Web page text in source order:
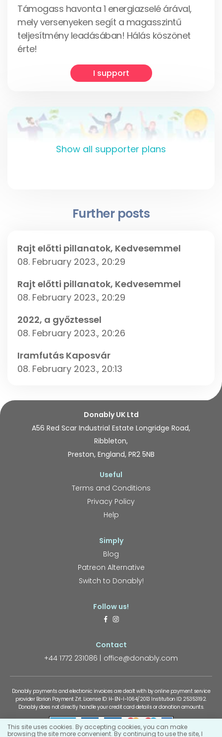
Támogass havonta 1 energiazselé árával,
mely versenyeken segít a magasszintű
teljesítmény leadásában! Hálás köszönet
érte!
I support
Show all supporter plans
Further posts
Rajt előtti pillanatok, Kedvesemmel
08. February 2023., 20:29
Rajt előtti pillanatok, Kedvesemmel
08. February 2023., 20:29
2022, a győztessel
08. February 2023., 20:26
Iramfutás Kaposvár
08. February 2023., 20:13
Donably UK Ltd
A56 Red Scar Industrial Estate Longridge Road,
Ribbleton,
Preston, England, PR2 5NB
Useful
Terms and Conditions
Privacy Policy
Help
Simply
Blog
Patreon Alternative
Switch to Donably!
Follow us!
Contact
+44 1772 231086
office@donably.com
Donably payments and electronic invoices are dealt with by online payment service
provider Barion Payment Zrt. License ID: H-EN-I-1064/2013 Institution ID: 25353192.
Donably does not directly handle your credit card details or donation amounts.
This site uses cookies. By accepting cookies, you can make
browsing the site more convenient. By continuing to use the site, I